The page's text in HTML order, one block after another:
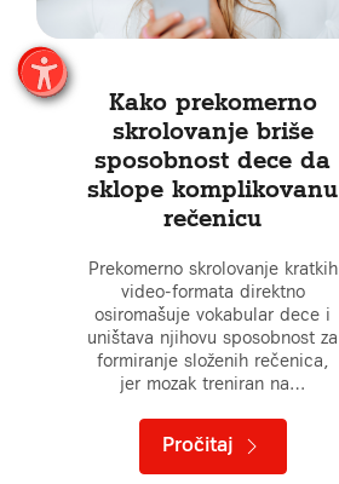
Kako prekomerno
skrolovanje briše
sposobnost dece da
sklope komplikovanu
rečenicu
Prekomerno skrolovanje kratkih
video-formata direktno
osiromašuje vokabular dece i
uništava njihovu sposobnost za
formiranje složenih rečenica,
jer mozak treniran na…
Pročitaj